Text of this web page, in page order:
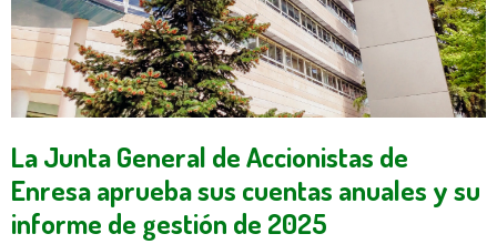
La Junta General de Accionistas de
Enresa aprueba sus cuentas anuales y su
informe de gestión de 2025